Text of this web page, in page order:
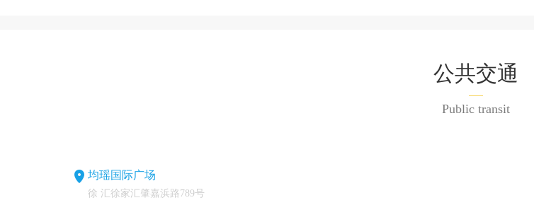
公共交通
Public transit
均瑶国际广场
徐 汇徐家汇肇嘉浜路789号